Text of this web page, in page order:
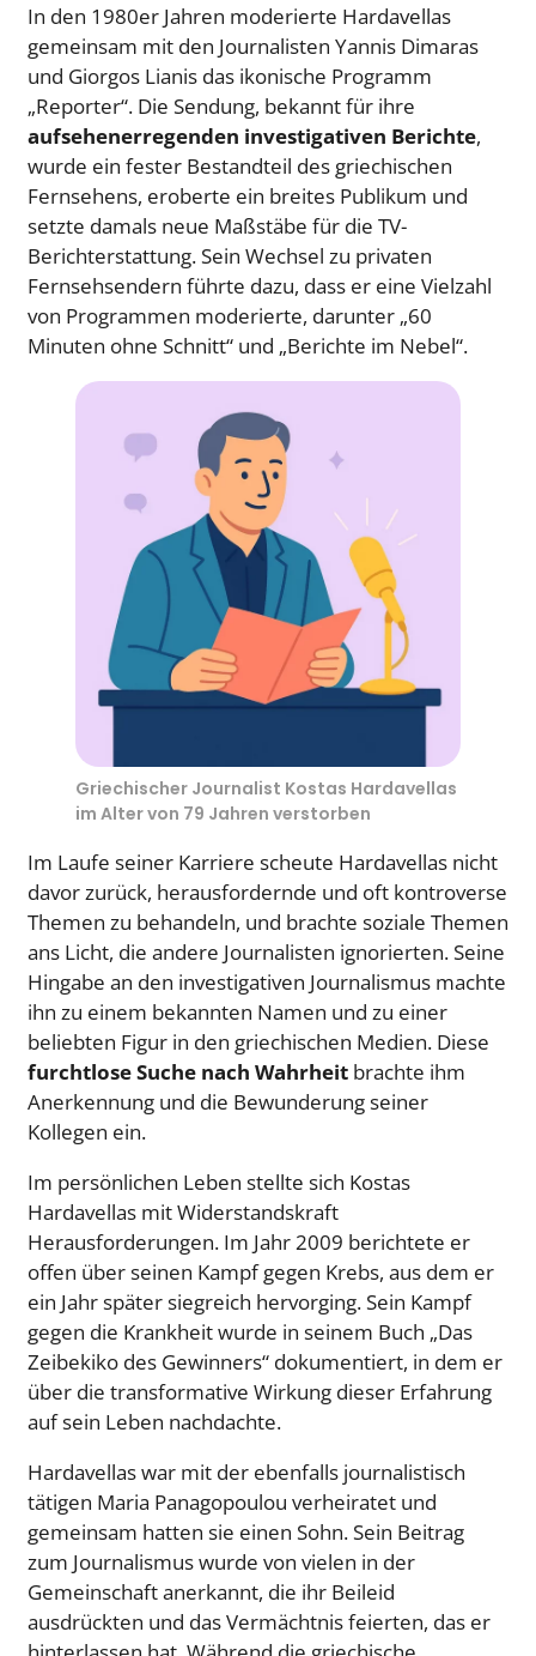
In den 1980er Jahren moderierte Hardavellas
gemeinsam mit den Journalisten Yannis Dimaras
und Giorgos Lianis das ikonische Programm
„Reporter“. Die Sendung, bekannt für ihre
aufsehenerregenden investigativen Berichte,
wurde ein fester Bestandteil des griechischen
Fernsehens, eroberte ein breites Publikum und
setzte damals neue Maßstäbe für die TV-
Berichterstattung. Sein Wechsel zu privaten
Fernsehsendern führte dazu, dass er eine Vielzahl
von Programmen moderierte, darunter „60
Minuten ohne Schnitt“ und „Berichte im Nebel“.
Griechischer Journalist Kostas Hardavellas
im Alter von 79 Jahren verstorben
Im Laufe seiner Karriere scheute Hardavellas nicht
davor zurück, herausfordernde und oft kontroverse
Themen zu behandeln, und brachte soziale Themen
ans Licht, die andere Journalisten ignorierten. Seine
Hingabe an den investigativen Journalismus machte
ihn zu einem bekannten Namen und zu einer
beliebten Figur in den griechischen Medien. Diese
furchtlose Suche nach Wahrheit brachte ihm
Anerkennung und die Bewunderung seiner
Kollegen ein.
Im persönlichen Leben stellte sich Kostas
Hardavellas mit Widerstandskraft
Herausforderungen. Im Jahr 2009 berichtete er
offen über seinen Kampf gegen Krebs, aus dem er
ein Jahr später siegreich hervorging. Sein Kampf
gegen die Krankheit wurde in seinem Buch „Das
Zeibekiko des Gewinners“ dokumentiert, in dem er
über die transformative Wirkung dieser Erfahrung
auf sein Leben nachdachte.
Hardavellas war mit der ebenfalls journalistisch
tätigen Maria Panagopoulou verheiratet und
gemeinsam hatten sie einen Sohn. Sein Beitrag
zum Journalismus wurde von vielen in der
Gemeinschaft anerkannt, die ihr Beileid
ausdrückten und das Vermächtnis feierten, das er